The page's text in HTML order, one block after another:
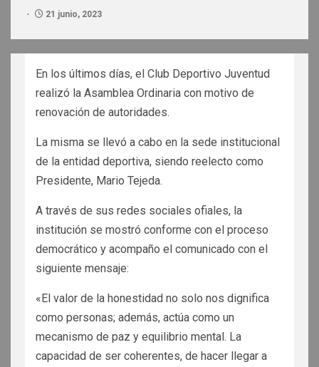
21 junio, 2023
En los últimos días, el Club Deportivo Juventud
realizó la Asamblea Ordinaria con motivo de
renovación de autoridades.
La misma se llevó a cabo en la sede institucional
de la entidad deportiva, siendo reelecto como
Presidente, Mario Tejeda.
A través de sus redes sociales ofiales, la
institución se mostró conforme con el proceso
democrático y acompaño el comunicado con el
siguiente mensaje:
«El valor de la honestidad no solo nos dignifica
como personas; además, actúa como un
mecanismo de paz y equilibrio mental. La
capacidad de ser coherentes, de hacer llegar a